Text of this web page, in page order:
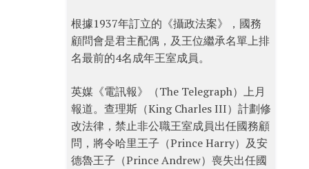
根據1937年訂立的《攝政法案》，國務
顧問會是君主配偶，及王位繼承名單上排
名最前的4名成年王室成員。
英媒《電訊報》（The Telegraph）上月
報道。查理斯（King Charles III）計劃修
改法律，禁止非公職王室成員出任國務顧
問，將令哈里王子（Prince Harry）及安
德魯王子（Prince Andrew）喪失出任國